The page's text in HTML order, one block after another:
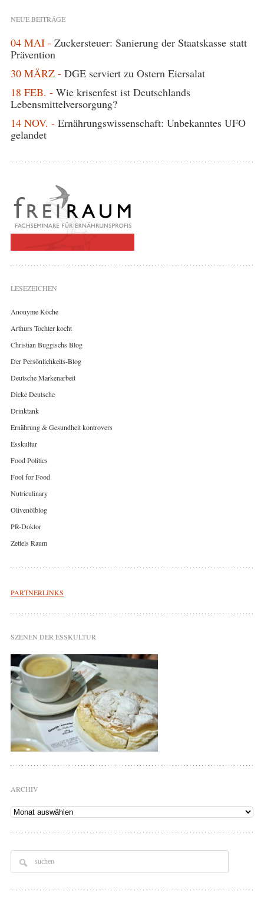
NEUE BEITRÄGE
04 MAI - Zuckersteuer: Sanierung der Staatskasse statt
Prävention
30 MÄRZ - DGE serviert zu Ostern Eiersalat
18 FEB. - Wie krisenfest ist Deutschlands
Lebensmittelversorgung?
14 NOV. - Ernährungswissenschaft: Unbekanntes UFO
gelandet
LESEZEICHEN
Anonyme Köche
Arthurs Tochter kocht
Christian Buggischs Blog
Der Persönlichkeits-Blog
Deutsche Markenarbeit
Dicke Deutsche
Drinktank
Ernährung & Gesundheit kontrovers
Esskultur
Food Politics
Fool for Food
Nutriculinary
Olivenölblog
PR-Doktor
Zettels Raum
PARTNERLINKS
SZENEN DER ESSKULTUR
ARCHIV
Archiv